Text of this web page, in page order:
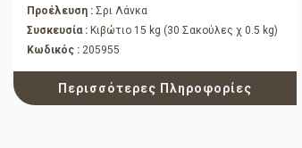
Προέλευση : Σρι Λάνκα
Συσκευσία : Κιβώτιο 15 kg (30 Σακούλες χ 0.5 kg)
Κωδικός : 205955
Περισσότερες Πληροφορίες